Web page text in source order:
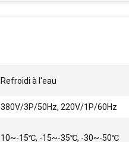
Refroidi à l'eau
380V/3P/50Hz, 220V/1P/60Hz
10~-15℃, -15~-35℃, -30~-50℃